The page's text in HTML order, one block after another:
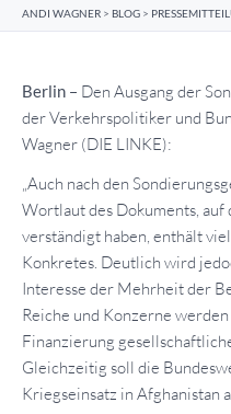
ANDI WAGNER > BLOG >
Berlin – Den Ausgang der
der Verkehrspolitiker und
Wagner (DIE LINKE):
„Auch nach den
Wortlaut des Dokuments, auf
verständigt haben, enthält
Konkretes. Deutlich wird
Interesse der Mehrheit der
Reiche und Konzerne
Finanzierung
Gleichzeitig soll die
Kriegseinsatz in Afghanistan